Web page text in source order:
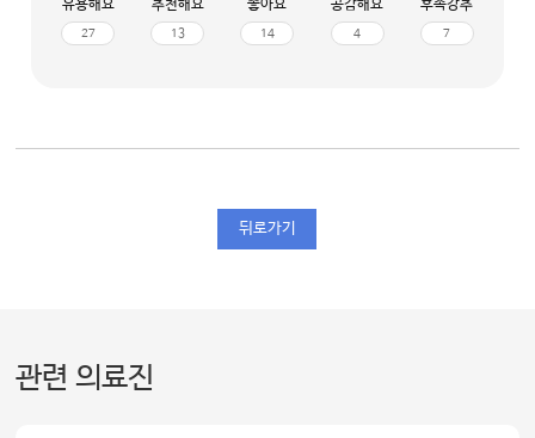
유용해요
27
추천해요
13
좋아요
14
공감해요
4
후속강추
7
뒤로가기
관련 의료진